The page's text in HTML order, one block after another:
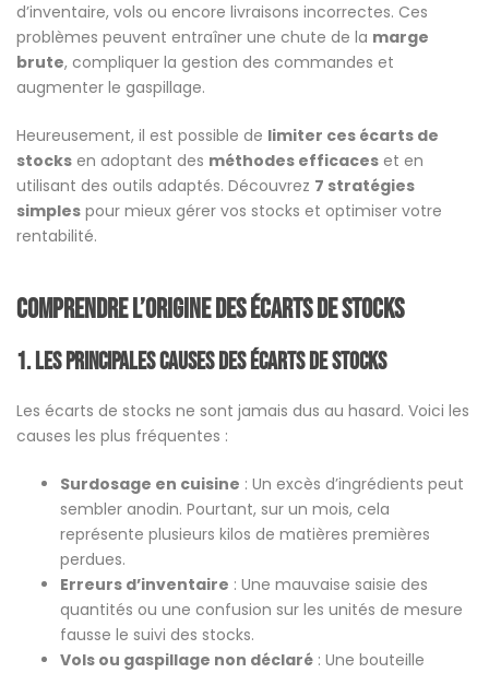
d’inventaire, vols ou encore livraisons incorrectes. Ces
problèmes peuvent entraîner une chute de la marge
brute, compliquer la gestion des commandes et
augmenter le gaspillage.
Heureusement, il est possible de limiter ces écarts de
stocks en adoptant des méthodes efficaces et en
utilisant des outils adaptés. Découvrez 7 stratégies
simples pour mieux gérer vos stocks et optimiser votre
rentabilité.
Comprendre l’origine des écarts de stocks
1. Les principales causes des écarts de stocks
Les écarts de stocks ne sont jamais dus au hasard. Voici les
causes les plus fréquentes :
Surdosage en cuisine : Un excès d’ingrédients peut
sembler anodin. Pourtant, sur un mois, cela
représente plusieurs kilos de matières premières
perdues.
Erreurs d’inventaire : Une mauvaise saisie des
quantités ou une confusion sur les unités de mesure
fausse le suivi des stocks.
Vols ou gaspillage non déclaré : Une bouteille